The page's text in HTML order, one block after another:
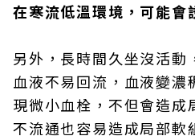
在寒流低溫環境，可能會
另外，長時間久坐沒活動
血液不易回流，血液變濃
現微小血栓，不但會造成
不流通也容易造成局部軟